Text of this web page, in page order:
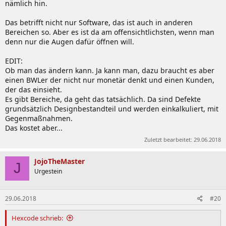
nämlich hin.
Das betrifft nicht nur Software, das ist auch in anderen
Bereichen so. Aber es ist da am offensichtlichsten, wenn man
denn nur die Augen dafür öffnen will.
EDIT:
Ob man das ändern kann. Ja kann man, dazu braucht es aber
einen BWLer der nicht nur monetär denkt und einen Kunden,
der das einsieht.
Es gibt Bereiche, da geht das tatsächlich. Da sind Defekte
grundsätzlich Designbestandteil und werden einkalkuliert, mit
Gegenmaßnahmen.
Das kostet aber...
Zuletzt bearbeitet: 29.06.2018
J JojoTheMaster
Urgestein
29.06.2018 #20
Hexcode schrieb: